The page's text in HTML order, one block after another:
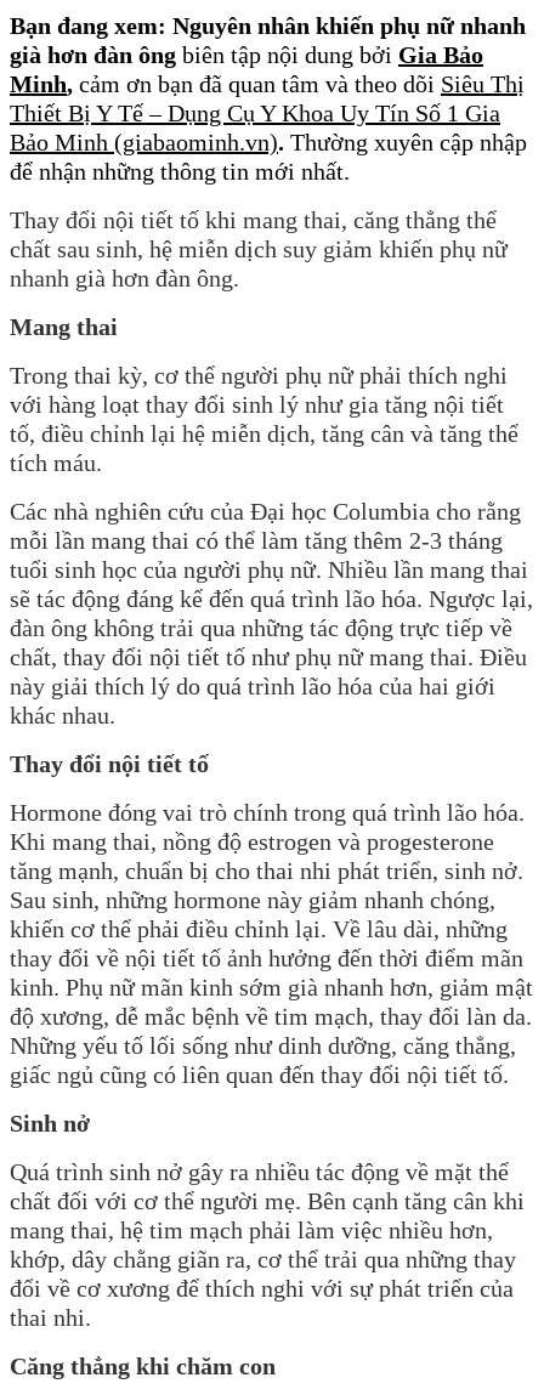
Bạn đang xem: Nguyên nhân khiến phụ nữ nhanh
già hơn đàn ông biên tập nội dung bởi Gia Bảo
Minh, cảm ơn bạn đã quan tâm và theo dõi Siêu Thị
Thiết Bị Y Tế – Dụng Cụ Y Khoa Uy Tín Số 1 Gia
Bảo Minh (giabaominh.vn). Thường xuyên cập nhập
để nhận những thông tin mới nhất.
Thay đổi nội tiết tố khi mang thai, căng thẳng thể
chất sau sinh, hệ miễn dịch suy giảm khiến phụ nữ
nhanh già hơn đàn ông.
Mang thai
Trong thai kỳ, cơ thể người phụ nữ phải thích nghi
với hàng loạt thay đổi sinh lý như gia tăng nội tiết
tố, điều chỉnh lại hệ miễn dịch, tăng cân và tăng thể
tích máu.
Các nhà nghiên cứu của Đại học Columbia cho rằng
mỗi lần mang thai có thể làm tăng thêm 2-3 tháng
tuổi sinh học của người phụ nữ. Nhiều lần mang thai
sẽ tác động đáng kể đến quá trình lão hóa. Ngược lại,
đàn ông không trải qua những tác động trực tiếp về
chất, thay đổi nội tiết tố như phụ nữ mang thai. Điều
này giải thích lý do quá trình lão hóa của hai giới
khác nhau.
Thay đổi nội tiết tố
Hormone đóng vai trò chính trong quá trình lão hóa.
Khi mang thai, nồng độ estrogen và progesterone
tăng mạnh, chuẩn bị cho thai nhi phát triển, sinh nở.
Sau sinh, những hormone này giảm nhanh chóng,
khiến cơ thể phải điều chỉnh lại. Về lâu dài, những
thay đổi về nội tiết tố ảnh hưởng đến thời điểm mãn
kinh. Phụ nữ mãn kinh sớm già nhanh hơn, giảm mật
độ xương, dễ mắc bệnh về tim mạch, thay đổi làn da.
Những yếu tố lối sống như dinh dưỡng, căng thẳng,
giấc ngủ cũng có liên quan đến thay đổi nội tiết tố.
Sinh nở
Quá trình sinh nở gây ra nhiều tác động về mặt thể
chất đối với cơ thể người mẹ. Bên cạnh tăng cân khi
mang thai, hệ tim mạch phải làm việc nhiều hơn,
khớp, dây chằng giãn ra, cơ thể trải qua những thay
đổi về cơ xương để thích nghi với sự phát triển của
thai nhi.
Căng thẳng khi chăm con